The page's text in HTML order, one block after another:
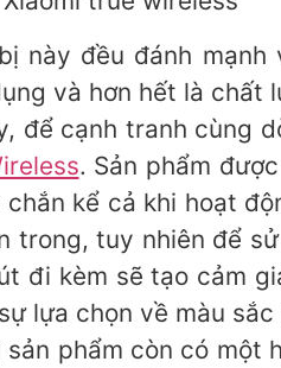
này đều đánh
và hơn hết là chất
để cạnh tranh cùng
. Sản phẩm
kể cả khi hoạt
trong, tuy nhiên để
đi kèm sẽ tạo cảm
lựa chọn về màu
phẩm còn có một